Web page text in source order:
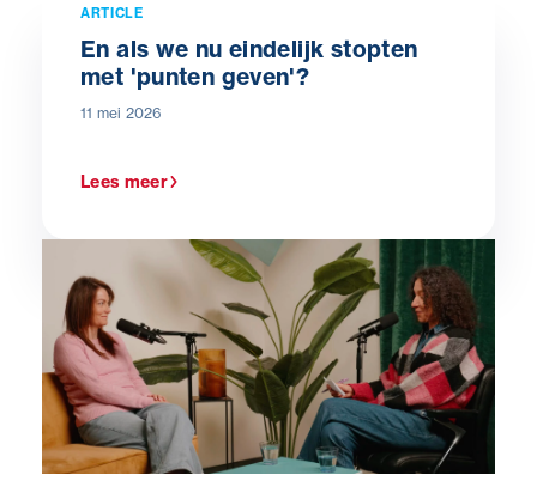
ARTICLE
En als we nu eindelijk stopten
met 'punten geven'?
11 mei 2026
Lees meer